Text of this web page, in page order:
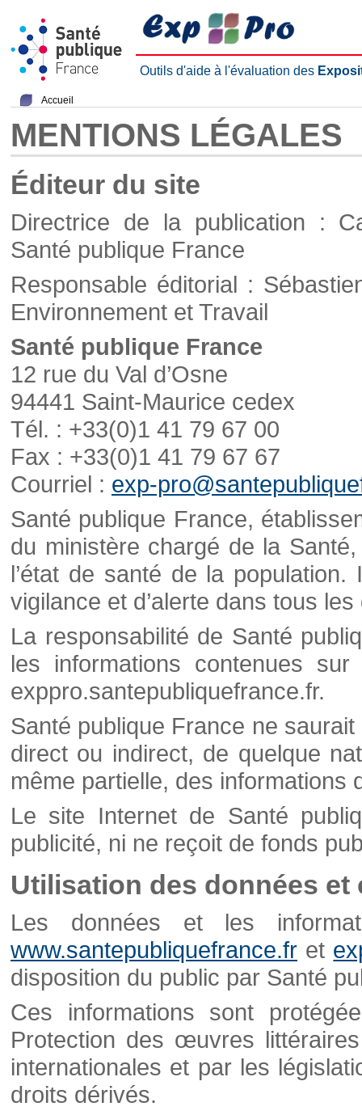
Outils d'aide à l'évaluation des
Accueil
MENTIONS LÉGALES
Éditeur du site
Directrice de la publication :
Santé publique France
Responsable éditorial :
Environnement et Travail
Santé publique France
12 rue du Val d’Osne
94441 Saint-Maurice cedex
Tél. : +33(0)1 41 79 67 00
Fax : +33(0)1 41 79 67 67
Courriel : exp-
Santé publique France,
du ministère chargé de la
l’état de santé de la
vigilance et d’alerte dans tous
La responsabilité de Santé
les informations contenues
exppro.santepubliquefrance.fr.
Santé publique France ne
direct ou indirect, de quelque
même partielle, des informations
Le site Internet de Santé
publicité, ni ne reçoit de fonds
Utilisation des données et
Les données et les
www.santepubliquefrance.fr et
disposition du public par Santé
Ces informations sont
Protection des œuvres
internationales et par les
droits dérivés.